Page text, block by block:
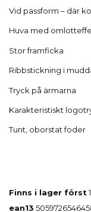
Vid passform – där
Huva med
Stor framficka
Ribbstickning i
Tryck på ärmarna
Karakteristiskt
Tunt, oborstat foder
Finns i lager först
ean13